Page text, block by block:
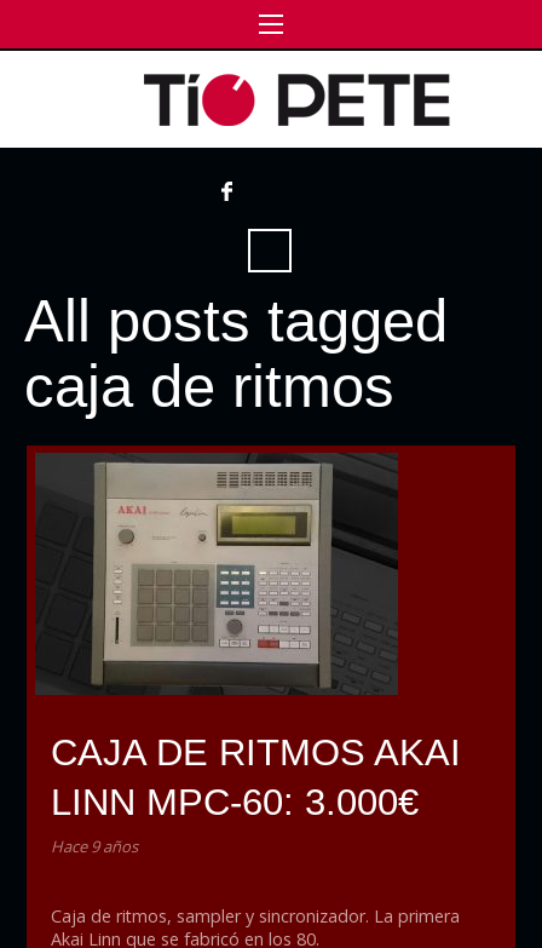
All posts tagged
caja de ritmos
CAJA DE RITMOS AKAI
LINN MPC-60: 3.000€
Hace 9 años
Caja de ritmos, sampler y sincronizador. La primera
Akai Linn que se fabricó en los 80.